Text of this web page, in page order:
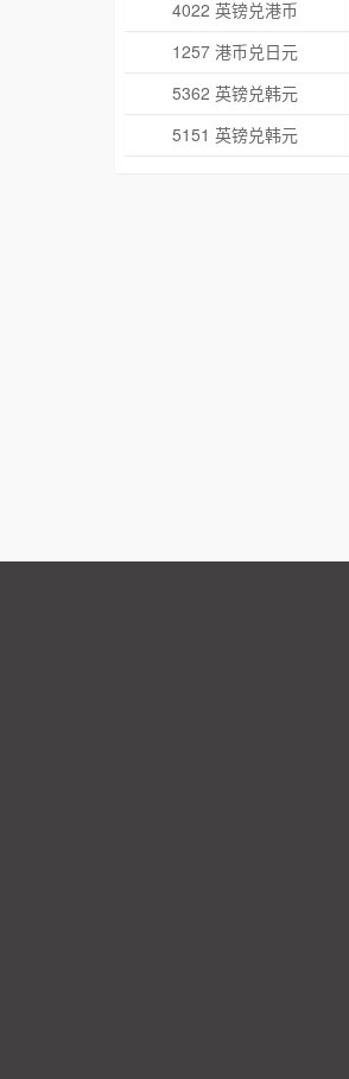
4022 英镑兑港币
1257 港币兑日元
5362 英镑兑韩元
5151 英镑兑韩元